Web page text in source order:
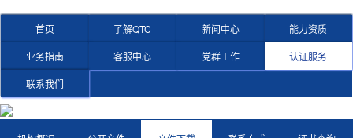
首页 了解QTC 新闻中心 能力资质
业务指南 客服中心 党群工作 认证服务
联系我们